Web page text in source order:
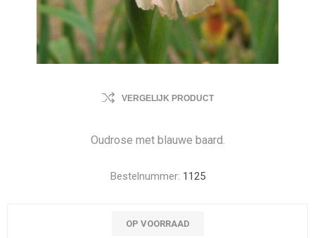
VERGELIJK PRODUCT
Oudrose met blauwe baard.
Bestelnummer: 1125
OP VOORRAAD